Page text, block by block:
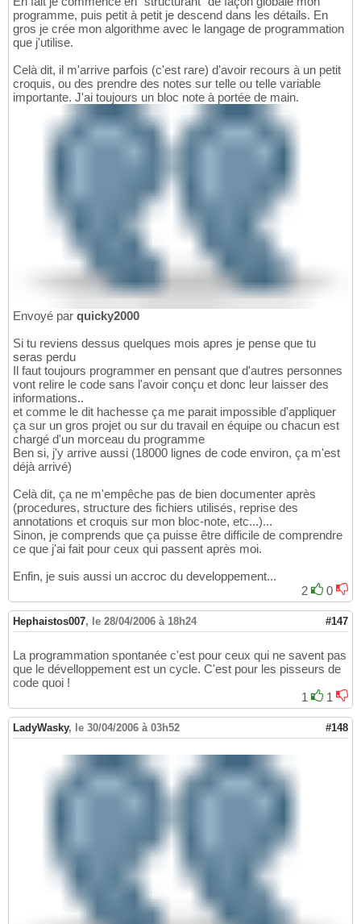
programme, puis petit à petit je descend dans les détails. En
gros je crée mon algorithme avec le langage de programmation
que j'utilise.
Celà dit, il m'arrive parfois (c'est rare) d'avoir recours à un petit
croquis, ou des prendre des notes sur telle ou telle variable
importante. J'ai toujours un bloc note à portée de main.
Envoyé par quicky2000
Si tu reviens dessus quelques mois apres je pense que tu
seras perdu
Il faut toujours programmer en pensant que d'autres personnes
vont relire le code sans l'avoir conçu et donc leur laisser des
informations..
et comme le dit hachesse ça me parait impossible d'appliquer
ça sur un gros projet ou sur du travail en équipe ou chacun est
chargé d'un morceau du programme
Ben si, j'y arrive aussi (18000 lignes de code environ, ça m'est
déjà arrivé)
Celà dit, ça ne m'empêche pas de bien documenter après
(procedures, structure des fichiers utilisés, reprise des
annotations et croquis sur mon bloc-note, etc...)...
Sinon, je comprends que ça puisse être difficile de comprendre
ce que j'ai fait pour ceux qui passent après moi.
Enfin, je suis aussi un accroc du developpement...
2
0
Hephaistos007, le 28/04/2006 à 18h24 #147
La programmation spontanée c'est pour ceux qui ne savent pas
que le dévelloppement est un cycle. C'est pour les pisseurs de
code quoi !
1
1
LadyWasky, le 30/04/2006 à 03h52 #148